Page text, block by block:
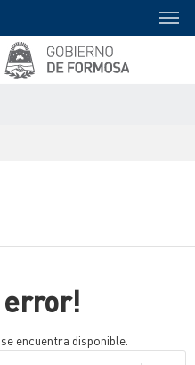
error!
encuentra disponible.